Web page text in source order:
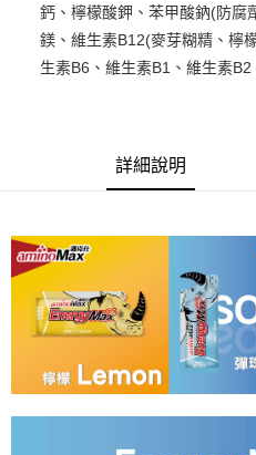
台灣樂天信用卡公司
運送方式
付款後全家取貨
每筆NT$95，滿NT$799(含以上)
宅配
每筆NT$85，滿NT$799(含以上)
付款後門市自取
每筆NT$85，滿NT$799(含以上)
鈣、檸檬酸鉀、苯甲酸鈉(防腐
鎂、維生素B12(麥芽糊精、檸
生素B6、維生素B1、維生素B2
詳細說明